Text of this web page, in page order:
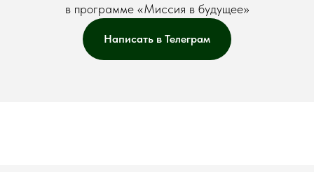
в программе «Миссия в будущее»
Написать в Телеграм